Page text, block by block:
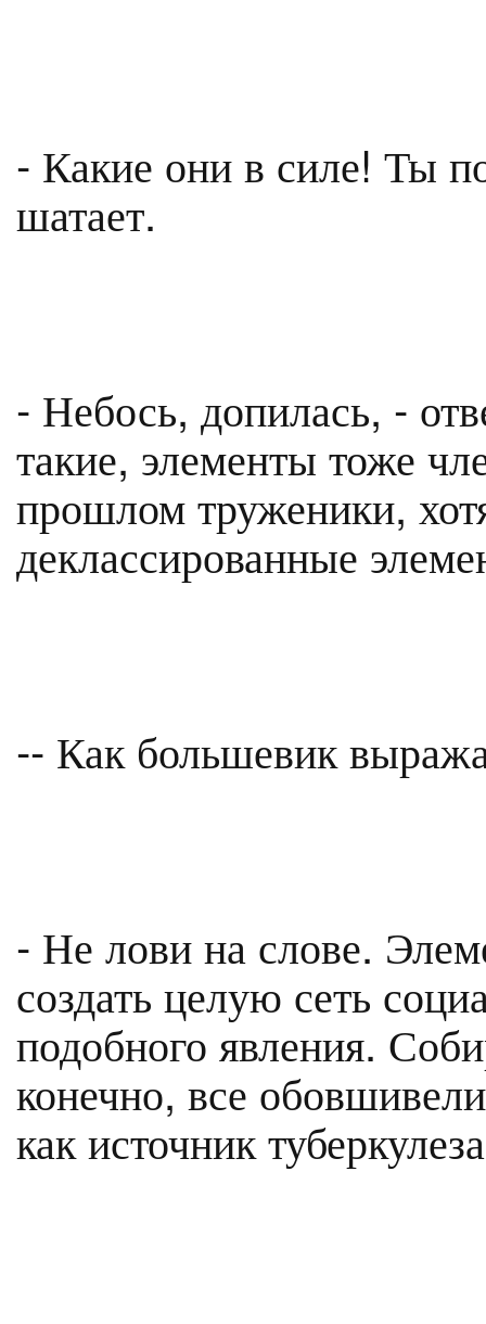
- Какие они в силе! Ты
шатает.
- Небось, допилась, -
такие, элементы тоже
прошлом труженики,
деклассированные
-- Как большевик
- Не лови на слове.
создать целую сеть
подобного явления.
конечно, все
как источник